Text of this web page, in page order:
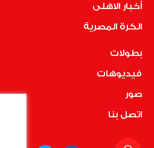
أخبار الاهلى
الكرة المصرية
بطولات
فيديوهات
صور
اتصل بنا